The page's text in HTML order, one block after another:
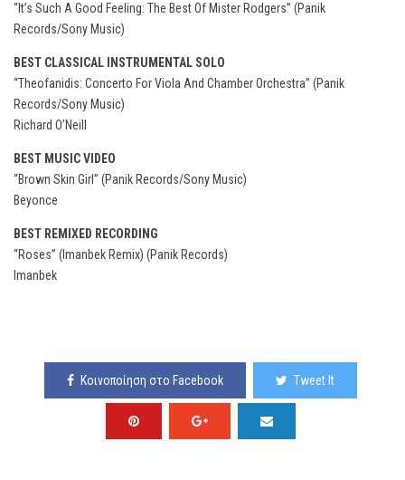
“It’s Such A Good Feeling: The Best Of Mister Rodgers” (Panik
Records/Sony Music)
BEST CLASSICAL INSTRUMENTAL SOLO
“Theofanidis: Concerto For Viola And Chamber Orchestra” (Panik
Records/Sony Music)
Richard O’Neill
BEST MUSIC VIDEO
“Brown Skin Girl” (Panik Records/Sony Music)
Beyonce
BEST REMIXED RECORDING
“Roses” (Imanbek Remix) (Panik Records)
Imanbek
Κοινοποίηση στο Facebook Tweet It